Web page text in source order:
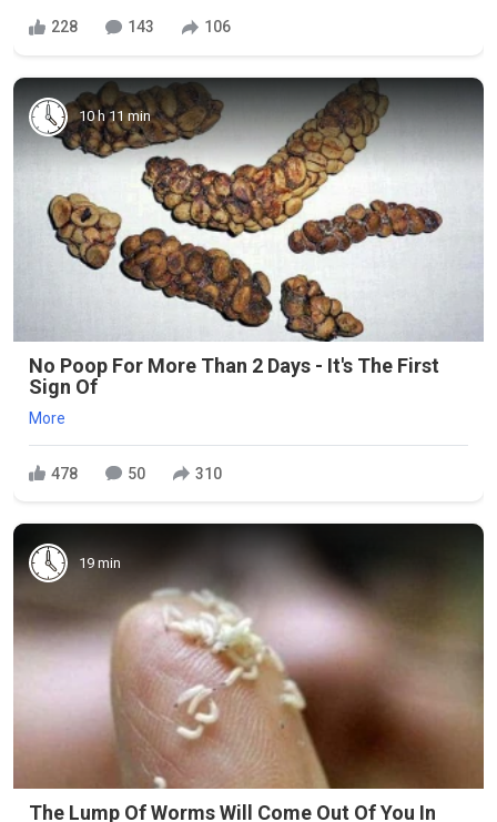
228 143 106
10 h 11 min
No Poop For More Than 2 Days - It's The First
Sign Of
More
478 50 310
19 min
The Lump Of Worms Will Come Out Of You In